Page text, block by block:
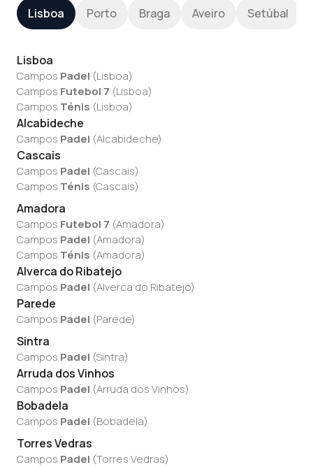
Lisboa Porto Braga Aveiro Setúbal
Lisboa
Campos Padel (Lisboa)
Campos Futebol 7 (Lisboa)
Campos Ténis (Lisboa)
Alcabideche
Campos Padel (Alcabideche)
Cascais
Campos Padel (Cascais)
Campos Ténis (Cascais)
Amadora
Campos Futebol 7 (Amadora)
Campos Padel (Amadora)
Campos Ténis (Amadora)
Alverca do Ribatejo
Campos Padel (Alverca do Ribatejo)
Parede
Campos Padel (Parede)
Sintra
Campos Padel (Sintra)
Arruda dos Vinhos
Campos Padel (Arruda dos Vinhos)
Bobadela
Campos Padel (Bobadela)
Torres Vedras
Campos Padel (Torres Vedras)